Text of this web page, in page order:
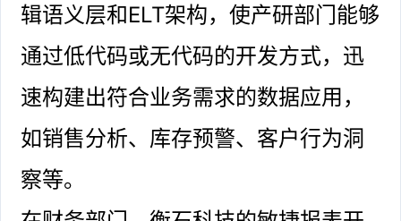
辑语义层和ELT架构，使产研部门能够
通过低代码或无代码的开发方式，迅
速构建出符合业务需求的数据应用，
如销售分析、库存预警、客户行为洞
察等。